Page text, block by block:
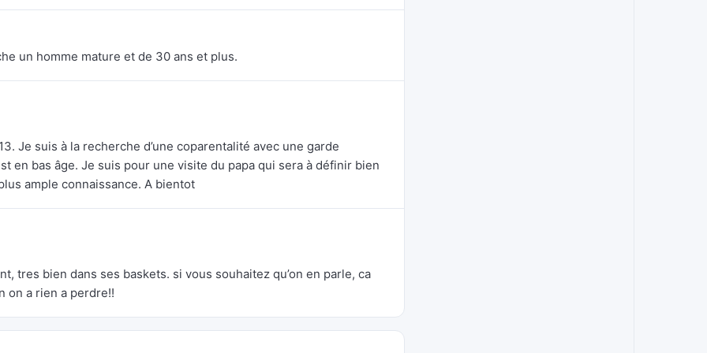
un homme mature et de 30 ans et plus.
Je suis à la recherche d’une coparentalité avec une garde
en bas âge. Je suis pour une visite du papa qui sera à définir bien
ample connaissance. A bientot
tres bien dans ses baskets. si vous souhaitez qu’on en parle, ca
on a rien a perdre!!